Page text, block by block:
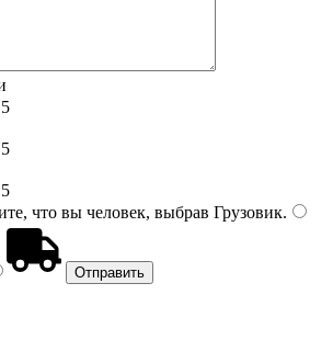
5
5
5
что вы человек, выбрав Грузовик.